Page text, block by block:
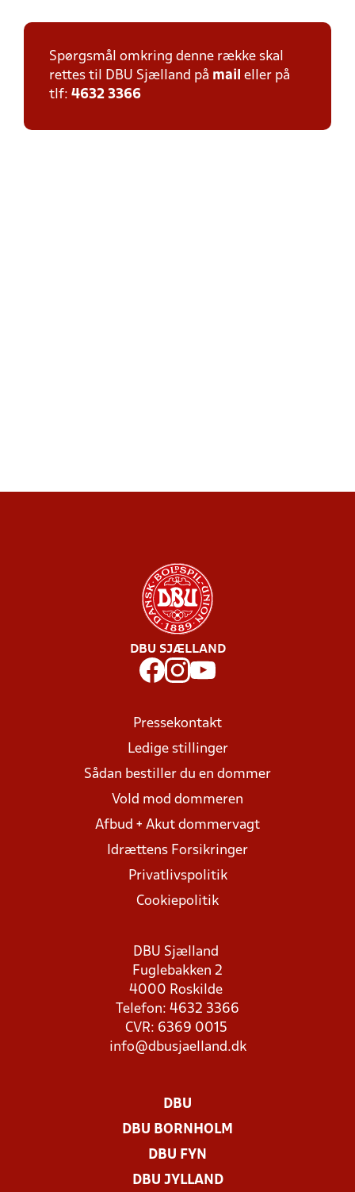
Spørgsmål omkring denne række skal
rettes til DBU Sjælland på mail eller på
tlf: 4632 3366
DBU SJÆLLAND
Pressekontakt
Ledige stillinger
Sådan bestiller du en dommer
Vold mod dommeren
Afbud + Akut dommervagt
Idrættens Forsikringer
Privatlivspolitik
Cookiepolitik
DBU Sjælland
Fuglebakken 2
4000 Roskilde
Telefon: 4632 3366
CVR: 6369 0015
info@dbusjaelland.dk
DBU
DBU BORNHOLM
DBU FYN
DBU JYLLAND